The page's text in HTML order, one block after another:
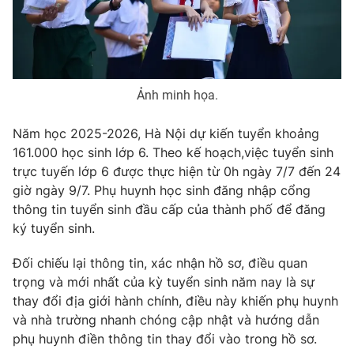
Hậu trường
Điện ảnh
Đời sống
Chất lượng cuộc sống
Giáo dục
Học trực tuyến
Công nghệ
Hitech Công nghệ tương lai
Sản phẩm
Thị trường
Tư vấn
Giao lưu trực tuyến
Lịch phát sóng
Chuyên mục khác
Emagazine Podcast
Ảnh minh họa.
Năm học 2025-2026, Hà Nội dự kiến tuyển khoảng
161.000 học sinh lớp 6. Theo kế hoạch,việc tuyển sinh
trực tuyến lớp 6 được thực hiện từ 0h ngày 7/7 đến 24
giờ ngày 9/7. Phụ huynh học sinh đăng nhập cổng
thông tin tuyển sinh đầu cấp của thành phố để đăng
ký tuyển sinh.
Đối chiếu lại thông tin, xác nhận hồ sơ, điều quan
trọng và mới nhất của kỳ tuyển sinh năm nay là sự
thay đổi địa giới hành chính, điều này khiến phụ huynh
và nhà trường nhanh chóng cập nhật và hướng dẫn
phụ huynh điền thông tin thay đổi vào trong hồ sơ.